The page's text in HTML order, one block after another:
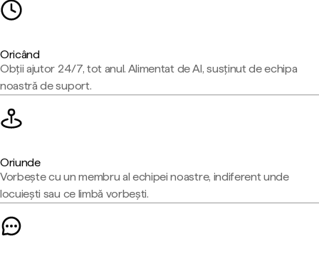
Oricând
Obții ajutor 24/7, tot anul. Alimentat de AI, susținut de echipa
noastră de suport.
Oriunde
Vorbește cu un membru al echipei noastre, indiferent unde
locuiești sau ce limbă vorbești.